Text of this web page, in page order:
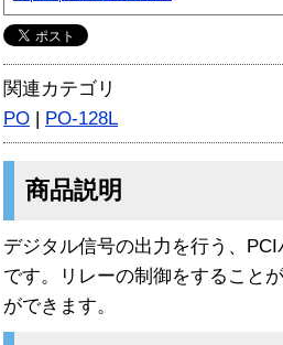
関連カテゴリ
PO | PO-128L
商品説明
デジタル信号の出力を行う、
です。リレーの制御をすること
ができます。